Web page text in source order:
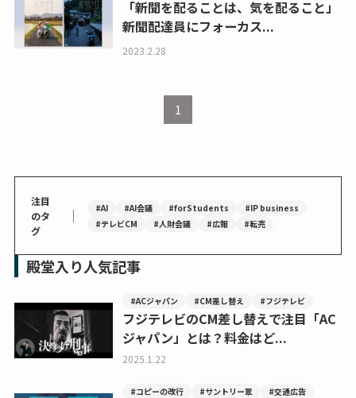
「新聞を配ることは、気を配ること」
新聞配達員にフォーカス...
2023.2.28
1
注目
のタ
グ
｜ #AI #AI会議 #forStudents
#IP business
#テレビCM
#人財会議 #広報 #転売
殿堂入り人気記事
#ACジャパン #CM差し替え #フジテレビ
フジテレビのCM差し替えで注目「AC
ジャパン」とは？料金はど...
2025.1.22
#コピーの改行 #サントリー翠 #交通広告